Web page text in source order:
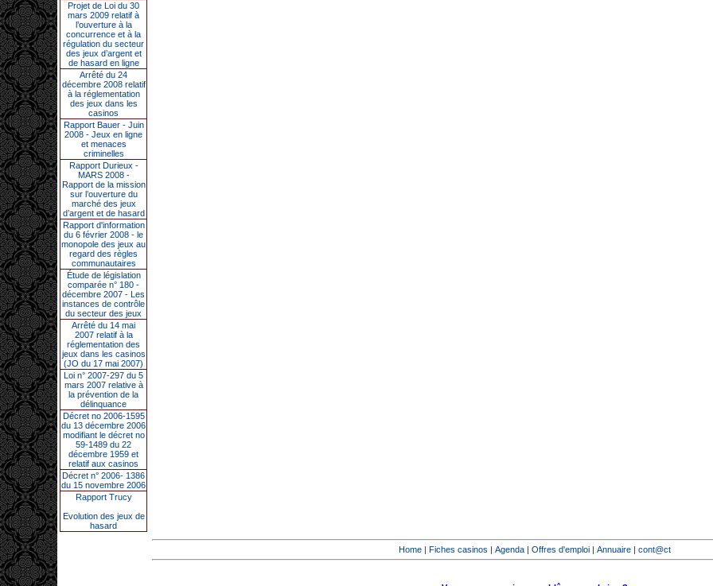
Projet de Loi du 30
mars 2009 relatif à
l’ouverture à la
concurrence et à la
régulation du secteur
des jeux d’argent et
de hasard en ligne
Arrêté du 24
décembre 2008 relatif
à la réglementation
des jeux dans les
casinos
Rapport Bauer - Juin
2008 - Jeux en ligne
et menaces
criminelles
Rapport Durieux -
MARS 2008 -
Rapport de la mission
sur l’ouverture du
marché des jeux
d’argent et de hasard
Rapport d'information
du 6 février 2008 - le
monopole des jeux au
regard des règles
communautaires
Étude de législation
comparée n° 180 -
décembre 2007 - Les
instances de contrôle
du secteur des jeux
Arrêté du 14 mai
2007 relatif à la
réglementation des
jeux dans les casinos
(JO du 17 mai 2007)
Loi n° 2007-297 du 5
mars 2007 relative à
la prévention de la
délinquance
Décret no 2006-1595
du 13 décembre 2006
modifiant le décret no
59-1489 du 22
décembre 1959 et
relatif aux casinos
Décret n° 2006- 1386
du 15 novembre 2006
Rapport Trucy
Evolution des jeux de
hasard
Home | Fiches casinos | Agenda | Offres d'emploi | Annuaire | cont@ct